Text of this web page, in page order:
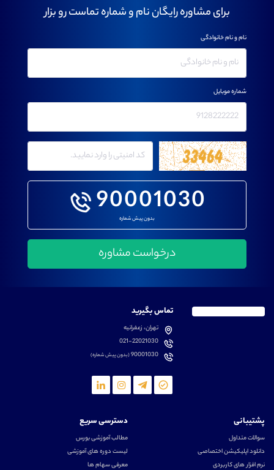
برای مشاوره رایگان نام و شماره تماست رو بزار
90001030
بدون پیش شماره
نام و نام خانوادگی
شماره موبایل
تماس بگیرید
تهران، زعفرانیه
021-22021030
90001030(بدون پیش شماره)
پشتیبانی
سوالات متداول
دانلود اپلیکیشن اختصاصی
نرم افزار های کاربردی
دسترسی سریع
مطالب آموزشی بورس
لیست دوره های آموزشی
معرفی سهام ها